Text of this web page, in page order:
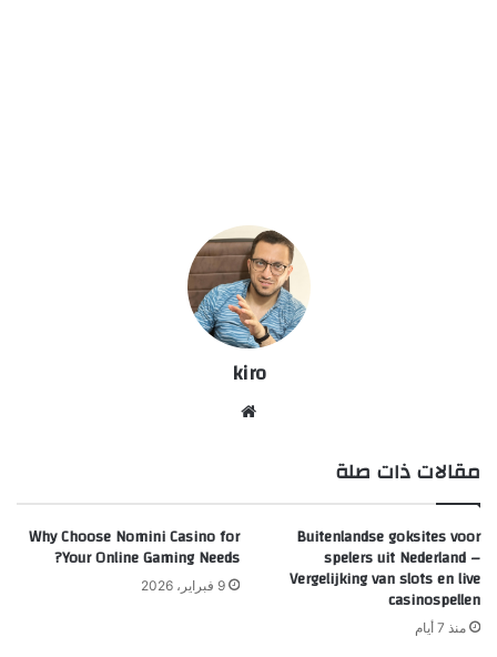
kiro
مقالات ذات صلة
Buitenlandse goksites voor
spelers uit Nederland –
Vergelijking van slots en live
casinospellen
منذ 7 أيام
Why Choose Nomini Casino for
Your Online Gaming Needs?
9 فبراير، 2026